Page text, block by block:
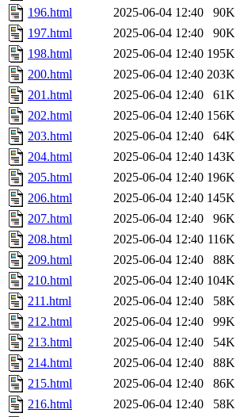
196.html
2025-06-04 12:40
90K
197.html
2025-06-04 12:40
90K
198.html
2025-06-04 12:40 195K
200.html
2025-06-04 12:40 203K
201.html
2025-06-04 12:40
61K
202.html
2025-06-04 12:40 156K
203.html
2025-06-04 12:40
64K
204.html
2025-06-04 12:40 143K
205.html
2025-06-04 12:40 196K
206.html
2025-06-04 12:40 145K
207.html
2025-06-04 12:40
96K
208.html
2025-06-04 12:40 116K
209.html
2025-06-04 12:40
88K
210.html
2025-06-04 12:40 104K
211.html
2025-06-04 12:40
58K
212.html
2025-06-04 12:40
99K
213.html
2025-06-04 12:40
54K
214.html
2025-06-04 12:40
88K
215.html
2025-06-04 12:40
86K
216.html
2025-06-04 12:40
58K